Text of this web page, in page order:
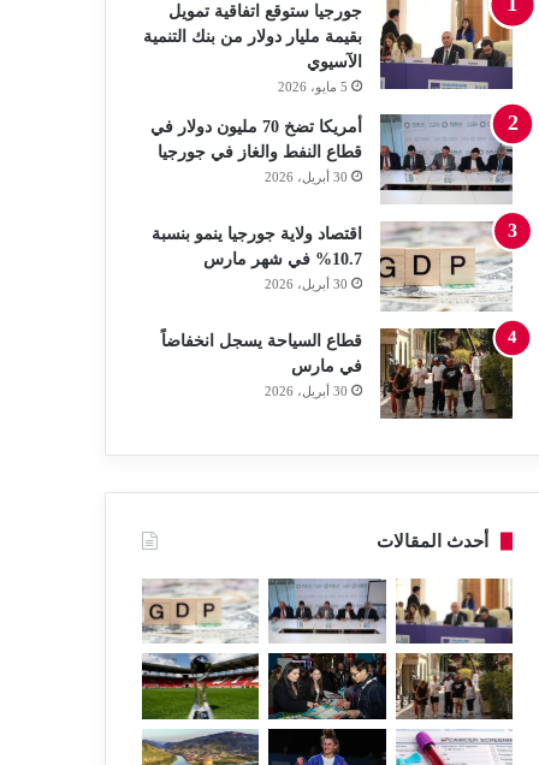
جورجيا ستوقع اتفاقية تمويل
بقيمة مليار دولار من بنك التنمية
الآسيوي
5 مايو، 2026
أمريكا تضخ 70 مليون دولار في
قطاع النفط والغاز في جورجيا
30 أبريل، 2026
اقتصاد ولاية جورجيا ينمو بنسبة
10.7% في شهر مارس
30 أبريل، 2026
قطاع السياحة يسجل انخفاضاً
في مارس
30 أبريل، 2026
أحدث المقالات